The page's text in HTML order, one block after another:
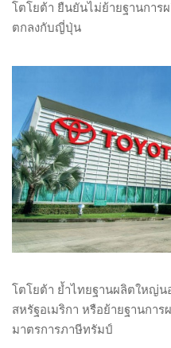
โตโยต้า ยืนยันไม่ย้ายฐานการ
ตกลงกับญี่ปุ่น
โตโยต้า ย้ำไทยฐานผลิตใหญ่
สหรัฐอเมริกา หรือย้ายฐานกา
มาตรการภาษีทรัมป์